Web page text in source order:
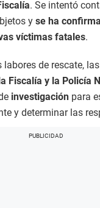
. Se intentó
y se ha
víctimas fatales.
labores de rescate,
Fiscalía y la Policía
investigación para
y determinar las